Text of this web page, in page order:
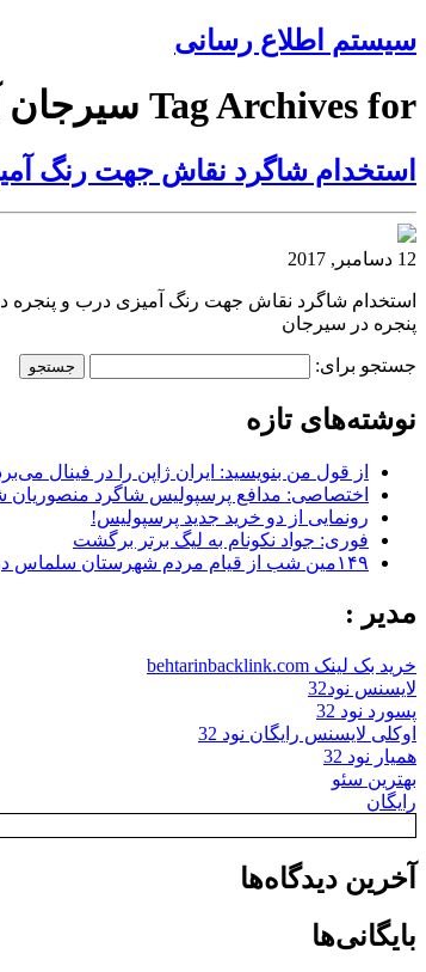
سیستم اطلاع رسانی
Tag Archives for سیرجان آمیزی
استخدام شاگرد نقاش جهت رنگ
12 دسامبر, 2017
استخدام شاگرد نقاش جهت رنگ آمیزی درب و پنجره
پنجره در سیرجان
جستجو برای:
نوشته‌های تازه
از قول من بنویسید: ایران ژاپن را در فینال
اختصاصی: مدافع پرسپولیس شاگرد منصوریان
رونمایی از دو خرید جدید پرسپولیس!
فوری: جواد نکونام به لیگ برتر برگشت
۱۴۹مین شب از قیام مردم شهرستان سلماس در راستای خونخواهی رهبر شهید + تصاویر
مدیر :
خرید بک لینک behtarinbacklink.com
لایسنس نود32
پسورد نود 32
اوکلی لایسنس رایگان نود 32
همیار نود 32
بهترین سئو
رایگان
آخرین دیدگاه‌ها
بایگانی‌ها